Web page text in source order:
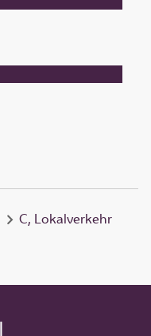
C, Lokalverkehr